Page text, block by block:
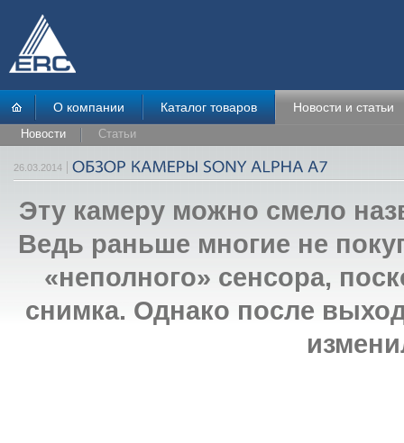
О компании Каталог товаров Новости и статьи
Новости Статьи
26.03.2014
Эту камеру можно смело
Ведь раньше многие не
«неполного» сенсора,
снимка. Однако после